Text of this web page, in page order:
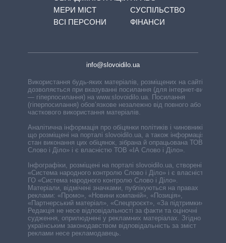
МЕРИ МІСТ
ВСІ ПЕРСОНИ
СУСПІЛЬСТВО
ФІНАНСИ
info@slovoidilo.ua
Використання будь-яких матеріалів, розміщених на сайті,
дозволяється при вказуванні посилання (для інтернет-видань
— гіперпосилання) на www.slovoidilo.ua. Посилання
(гіперпосилання) обов’язкове незалежно від повного або
часткового використання матеріалів.
Аналітична інформація про обіцянки політиків і чиновників,
що розміщені на порталі slovoidilo.ua, а також інформація про
стан виконання цих обіцянок, зібрана й опрацьована ТОВ «ІА
Слово і Діло» і є власністю ТОВ «ІА Слово і Діло».
Інфографіки, розміщені на порталі slovoidilo.ua, створені ГО
«Система народного контролю Слово і Діло» і є власністю
ГО «Система народного контролю Слово і Діло».
Матеріали, відмічені значками, публікуються на правах
реклами: «Промо», «Новини компаній», «Позиція»,
«Партнерський матеріал», «Спецпроєкт», «За підтримки».
Редакція не несе відповідальності за факти та оціночні
судження, оприлюднені у рекламних матеріалах. Згідно з
українським законодавством відповідальність за зміст
реклами несе рекламодавець.